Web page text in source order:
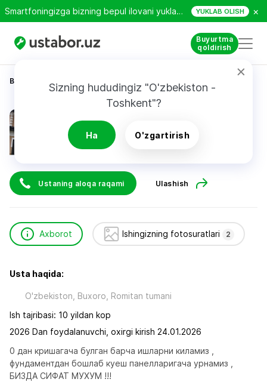
Smartfoningizga bizning bepul ilovani yuklab oling! YUKLAB OLISH ×
Buyurtma
qoldirish
Sizning hududingiz "O'zbekiston -
Toshkent"?
Ha O'zgartirish
Bosh sahifa
Ustaning aloqa raqami Ulashish
Axborot Ishingizning fotosuratlari 2
Usta haqida:
O'zbekiston, Buxoro, Romitan tumani
Ish tajribasi: 10 yildan kop
2026 Dan foydalanuvchi, oxirgi kirish 24.01.2026
0 дан кришагача булган барча ишларни киламиз ,
фундаментдан бошлаб куеш панелларигача урнамиз ,
БИЗДА СИФАТ МУХУМ !!!